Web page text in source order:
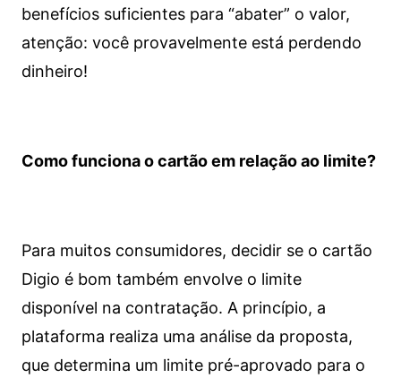
benefícios suficientes para “abater” o valor,
atenção: você provavelmente está perdendo
dinheiro!
Como funciona o cartão em relação ao limite?
Para muitos consumidores, decidir se o cartão
Digio é bom também envolve o limite
disponível na contratação. A princípio, a
plataforma realiza uma análise da proposta,
que determina um limite pré-aprovado para o